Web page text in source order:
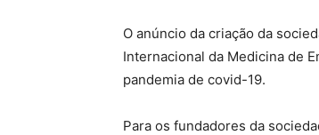
O anúncio da criação da
Internacional da Medicina de
pandemia de covid-19.
Para os fundadores da